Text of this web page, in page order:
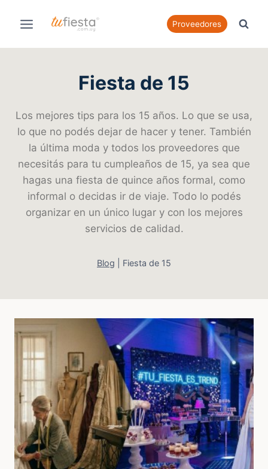
Proveedores
Fiesta de 15
Los mejores tips para los 15 años. Lo que se usa,
lo que no podés dejar de hacer y tener. También
la última moda y todos los proveedores que
necesitás para tu cumpleaños de 15, ya sea que
hagas una fiesta de quince años formal, como
informal o decidas ir de viaje. Todo lo podés
organizar en un único lugar y con los mejores
servicios de calidad.
Blog Fiesta de 15